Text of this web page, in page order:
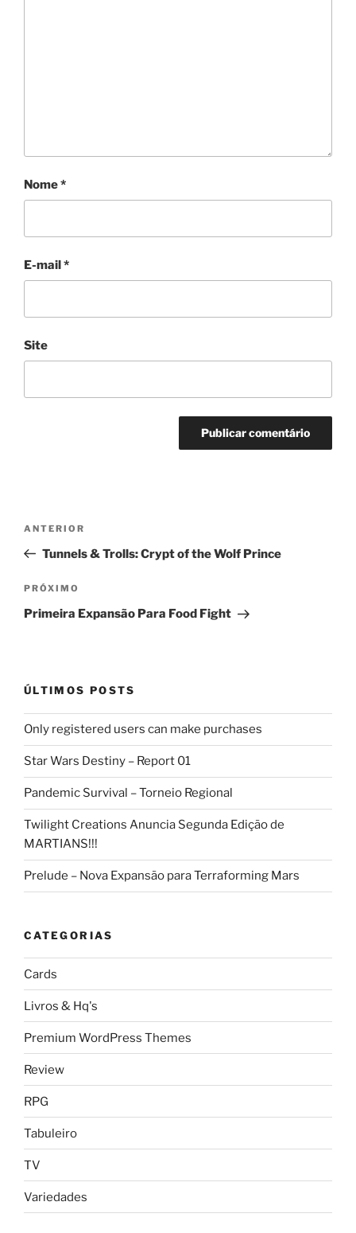
Nome*
E-mail*
Site
Post
Post
anterior
ANTERIOR
Tunnels & Trolls: Crypt of the Wolf Prince
Próximo
post
PRÓXIMO
Primeira Expansão Para Food Fight
ÚLTIMOS POSTS
Only registered users can make purchases
Star Wars Destiny – Report 01
Pandemic Survival – Torneio Regional
Twilight Creations Anuncia Segunda Edição de
MARTIANS!!!
Prelude – Nova Expansão para Terraforming Mars
CATEGORIAS
Cards
Livros & Hq's
Premium WordPress Themes
Review
RPG
Tabuleiro
TV
Variedades